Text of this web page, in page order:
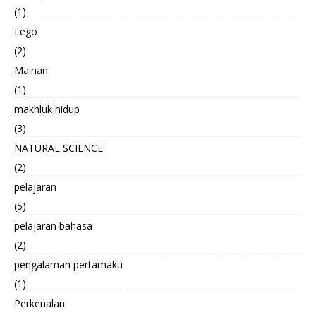
(1)
Lego
(2)
Mainan
(1)
makhluk hidup
(3)
NATURAL SCIENCE
(2)
pelajaran
(5)
pelajaran bahasa
(2)
pengalaman pertamaku
(1)
Perkenalan